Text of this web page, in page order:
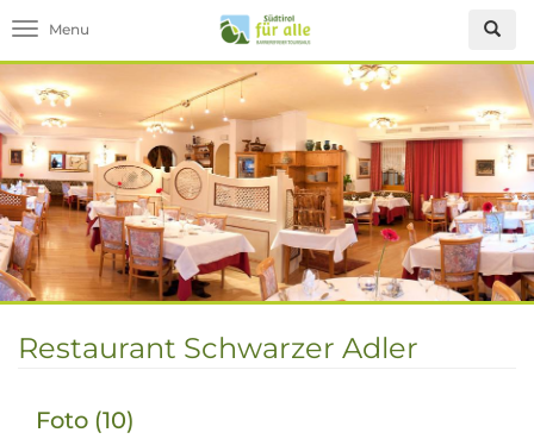
Toggle navigation
Restaurant Schwarzer Adler
Foto (10)